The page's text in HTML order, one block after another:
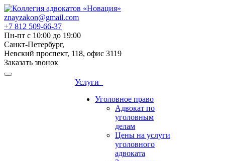
znayzakon@gmail.com
+7 812 509-66-37
Пн-пт с 10:00 до 19:00
Санкт-Петербург,
Невский проспект, 118, офис 3119
Заказать звонок
Услуги
Уголовное право
Адвокат по
уголовным
делам
Цены на услуги
уголовного
адвоката